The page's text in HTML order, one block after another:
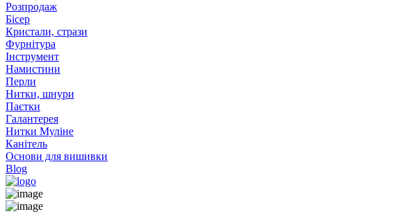
Розпродаж
Бісер
Кристали, стрази
Фурнітура
Інструмент
Намистини
Перли
Нитки, шнури
Паєтки
Галантерея
Нитки Муліне
Канітель
Основи для вишивки
Blog